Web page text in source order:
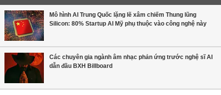
Mô hình AI Trung Quốc lặng lẽ xâm chiếm Thung lũng
Silicon: 80% Startup AI Mỹ phụ thuộc vào công nghệ này
Các chuyên gia ngành âm nhạc phản ứng trước nghệ sĩ AI
dẫn đầu BXH Billboard